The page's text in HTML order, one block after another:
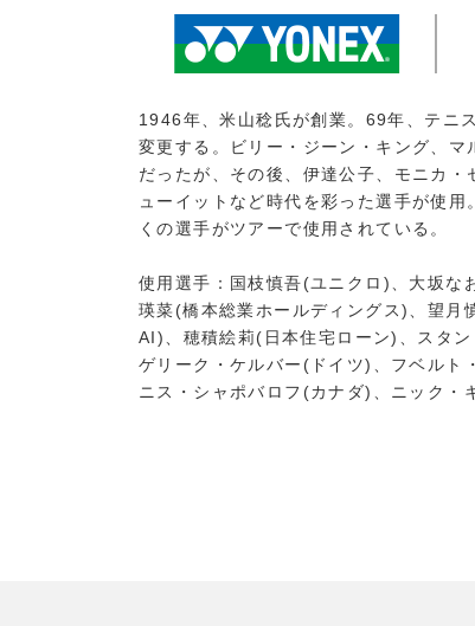
1946年、米山稔氏が創業。69年、テニ
変更する。ビリー・ジーン・キング、
だったが、その後、伊達公子、モニカ
ューイットなど時代を彩った選手が使
くの選手がツアーで使用されている。
使用選手：国枝慎吾(ユニクロ)、大坂
瑛菜(橋本総業ホールディングス)、望
AI)、穂積絵莉(日本住宅ローン)、スタ
ゲリーク・ケルバー(ドイツ)、フベル
ニス・シャポバロフ(カナダ)、ニック・